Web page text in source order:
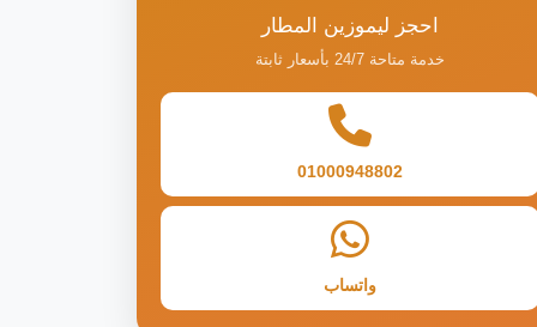
احجز ليموزين المطار
خدمة متاحة 24/7 بأسعار ثابتة
01000948802
واتساب